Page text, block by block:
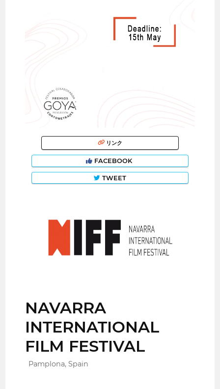
リンク
FACEBOOK
TWEET
NAVARRA
INTERNATIONAL
FILM FESTIVAL
Pamplona, Spain